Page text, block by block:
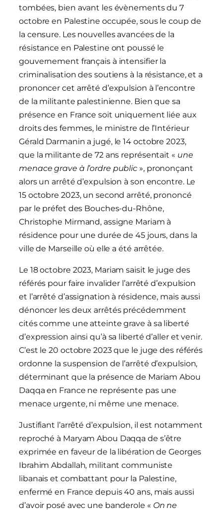
tombées, bien avant les évènements du 7
octobre en Palestine occupée, sous le coup de
la censure. Les nouvelles avancées de la
résistance en Palestine ont poussé le
gouvernement français à intensifier la
criminalisation des soutiens à la résistance, et a
prononcer cet arrêté d’expulsion à l’encontre
de la militante palestinienne. Bien que sa
présence en France soit uniquement liée aux
droits des femmes, le ministre de l’Intérieur
Gérald Darmanin a jugé, le 14 octobre 2023,
que la militante de 72 ans représentait « une
menace grave à l’ordre public », prononçant
alors un arrêté d’expulsion à son encontre. Le
15 octobre 2023, un second arrêté, prononcé
par le préfet des Bouches-du-Rhône,
Christophe Mirmand, assigne Mariam à
résidence pour une durée de 45 jours, dans la
ville de Marseille où elle a été arrêtée.
Le 18 octobre 2023, Mariam saisit le juge des
référés pour faire invalider l’arrêté d’expulsion
et l’arrêté d’assignation à résidence, mais aussi
dénoncer les deux arrêtés précédemment
cités comme une atteinte grave à sa liberté
d’expression ainsi qu’à sa liberté d’aller et venir.
C’est le 20 octobre 2023 que le juge des référés
ordonne la suspension de l’arrêté d’expulsion,
déterminant que la présence de Mariam Abou
Daqqa en France ne représente pas une
menace urgente, ni même une menace.
Justifiant l’arrêté d’expulsion, il est notamment
reproché à Maryam Abou Daqqa de s’être
exprimée en faveur de la libération de Georges
Ibrahim Abdallah, militant communiste
libanais et combattant pour la Palestine,
enfermé en France depuis 40 ans, mais aussi
d’avoir posé avec une banderole « On ne